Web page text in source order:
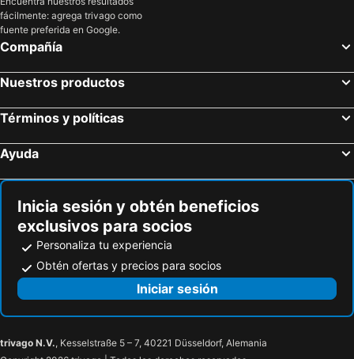
fácilmente: agrega trivago como
fuente preferida en Google.
Compañía
Nuestros productos
Términos y políticas
Ayuda
Inicia sesión y obtén beneficios
exclusivos para socios
Personaliza tu experiencia
Obtén ofertas y precios para socios
Iniciar sesión
trivago N.V., Kesselstraße 5 – 7, 40221 Düsseldorf, Alemania